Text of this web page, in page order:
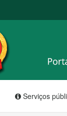
Serviços